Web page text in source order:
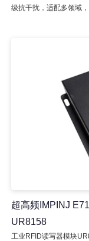
级抗干扰，适配多领域
超高频IMPINJ
UR8158
工业RFID读写器模块